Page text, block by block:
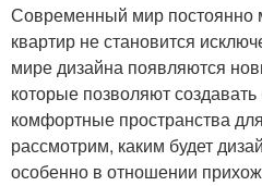
Современный мир постоянно
квартир не становится
мире дизайна появляются
которые позволяют
комфортные пространства
рассмотрим, каким будет
особенно в отношении